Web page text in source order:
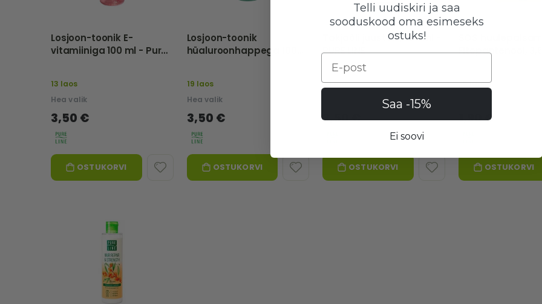
Losjoon-toonik E-
vitamiiniga 100 ml - Pure
13 laos
Hea valik
3,50 €
OSTUKORVI
Losjoon-toonik
hüaluroonhappega 100
19 laos
Hea valik
3,50 €
OSTUKORVI
Takjaõli juustele, 100 ml -
PURE LINE
24 laos
3,50 €
OSTUKORVI
Fitopantenool,
25 laos
1,90 €
OSTUKORVI
Telli uudiskiri ja saa
sooduskood oma esimeseks
ostuks!
Email
Saa -15%
Ei soovi